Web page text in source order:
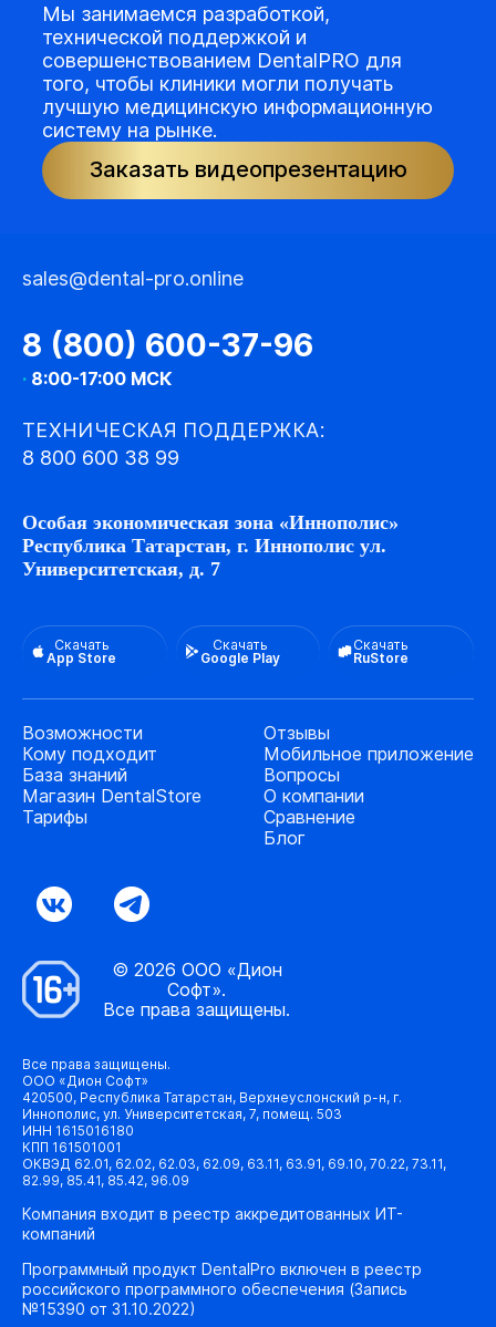
Мы занимаемся разработкой,
технической поддержкой и
совершенствованием DentalPRO для
того, чтобы клиники могли получать
лучшую медицинскую информационную
систему на рынке.
Заказать видеопрезентацию
sales@dental-pro.online
8 (800) 600-37-96
· 8:00-17:00 МСК
ТЕХНИЧЕСКАЯ ПОДДЕРЖКА:
8 800 600 38 99
Особая экономическая зона «Иннополис»
Республика Татарстан, г. Иннополис ул.
Университетская, д. 7
Скачать
App Store
Скачать
Google Play
Скачать
RuStore
Возможности
Кому подходит
База знаний
Магазин DentalStore
Тарифы
Отзывы
Мобильное приложение
Вопросы
О компании
Сравнение
Блог
© 2026 ООО «Дион
Софт».
Все права защищены.
Все права защищены.
ООО «Дион Софт»
420500, Республика Татарстан, Верхнеуслонский р-н, г.
Иннополис, ул. Университетская, 7, помещ. 503
ИНН 1615016180
КПП 161501001
ОКВЭД 62.01, 62.02, 62.03, 62.09, 63.11, 63.91, 69.10, 70.22, 73.11,
82.99, 85.41, 85.42, 96.09
Компания входит в реестр аккредитованных ИТ-
компаний
Программный продукт DentalPro включен в реестр
российского программного обеспечения (Запись
№15390 от 31.10.2022)